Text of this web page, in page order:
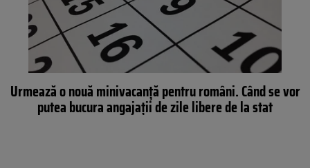
Urmează o nouă minivacanţă pentru români. Când se vor
putea bucura angajații de zile libere de la stat